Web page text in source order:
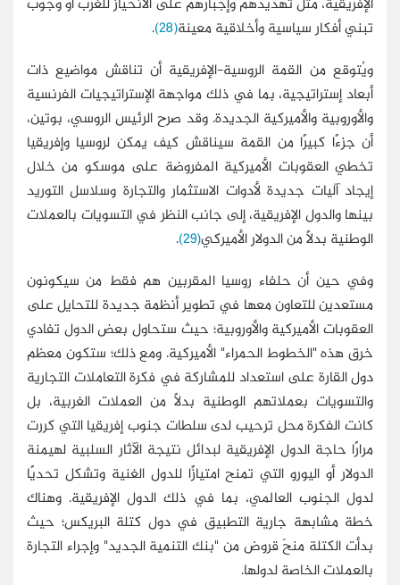
الإفريقية، مثل تهديدهم وإجبارهم على الانحياز للغرب أو وجوب
تبني أفكار سياسية وأخلاقية معينة(28)
.
ويُتوقع من القمة الروسية-الإفريقية أن تناقش مواضيع ذات
أبعاد إستراتيجية، بما في ذلك مواجهة الإستراتيجيات الفرنسية
والأوروبية والأميركية الجديدة. وقد صرح الرئيس الروسي، بوتين،
أن جزءًا كبيرًا من القمة سيناقش كيف يمكن لروسيا وإفريقيا
تخطي العقوبات الأميركية المفروضة على موسكو من خلال
إيجاد آليات جديدة لأدوات الاستثمار والتجارة وسلاسل التوريد
بينها والدول الإفريقية، إلى جانب النظر في التسويات بالعملات
الوطنية بدلًا من الدولار الأميركي(29)
.
وفي حين أن حلفاء روسيا المقربين هم فقط من سيكونون
مستعدين للتعاون معها في تطوير أنظمة جديدة للتحايل على
العقوبات الأميركية والأوروبية؛ حيث ستحاول بعض الدول تفادي
خرق هذه "الخطوط الحمراء" الأميركية. ومع ذلك؛ ستكون معظم
دول القارة على استعداد للمشاركة في فكرة التعاملات التجارية
والتسويات بعملاتهم الوطنية بدلًا من العملات الغربية، بل
كانت الفكرة محل ترحيب لدى سلطات جنوب إفريقيا التي كررت
مرارًا حاجة الدول الإفريقية لبدائل نتيجة الآثار السلبية لهيمنة
الدولار أو اليورو التي تمنح امتيازًا للدول الغنية وتشكل تحديًا
لدول الجنوب العالمي، بما في ذلك الدول الإفريقية. وهناك
خطة مشابهة جارية التطبيق في دول كتلة البريكس؛ حيث
بدأت الكتلة منحَ قروض من "بنك التنمية الجديد" وإجراء التجارة
بالعملات الخاصة لدولها.